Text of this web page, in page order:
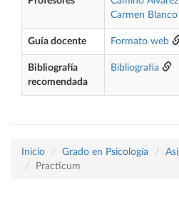
Carmen Blanco
Guía docente Formato web
Bibliografía
recomendada
Bibliografía
Inicio Grado en Psicología
Practicum